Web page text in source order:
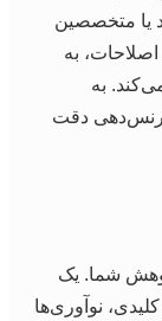
یا متخصصین
به
به
دقت
شما. یک
نوآوری‌ها